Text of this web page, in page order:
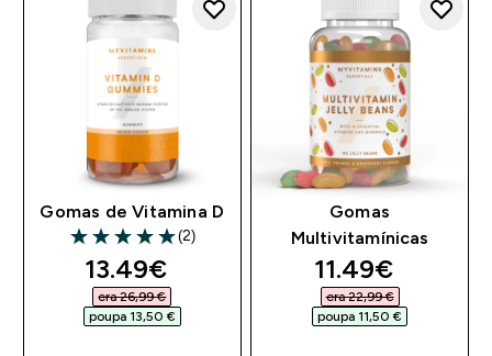
Gomas de Vitamina D
5 out of 5 stars
(2)
discounted price
13.49€‎
era 26,99 €‎
poupa 13,50 €‎
Gomas
Multivitamínicas
discounted
11.49€‎
era 22,99 €‎
poupa 11,50 €‎